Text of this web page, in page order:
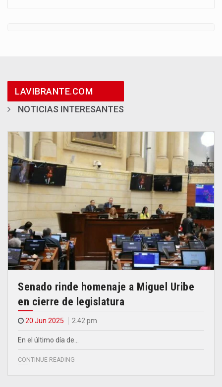
LAVIBRANTE.COM
NOTICIAS INTERESANTES
Senado rinde homenaje a Miguel Uribe
en cierre de legislatura
20 Jun 2025 2.42 pm
En el último día de…
CONTINUE READING